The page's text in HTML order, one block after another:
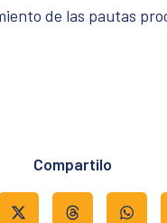
de las pautas
Compartilo